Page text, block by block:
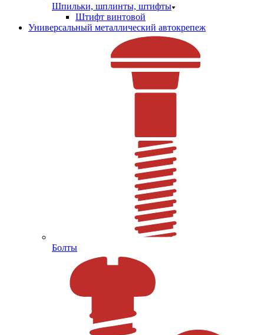
Шпильки, шплинты, штифты
Штифт винтовой
Универсальный металлический автокрепеж
Болты